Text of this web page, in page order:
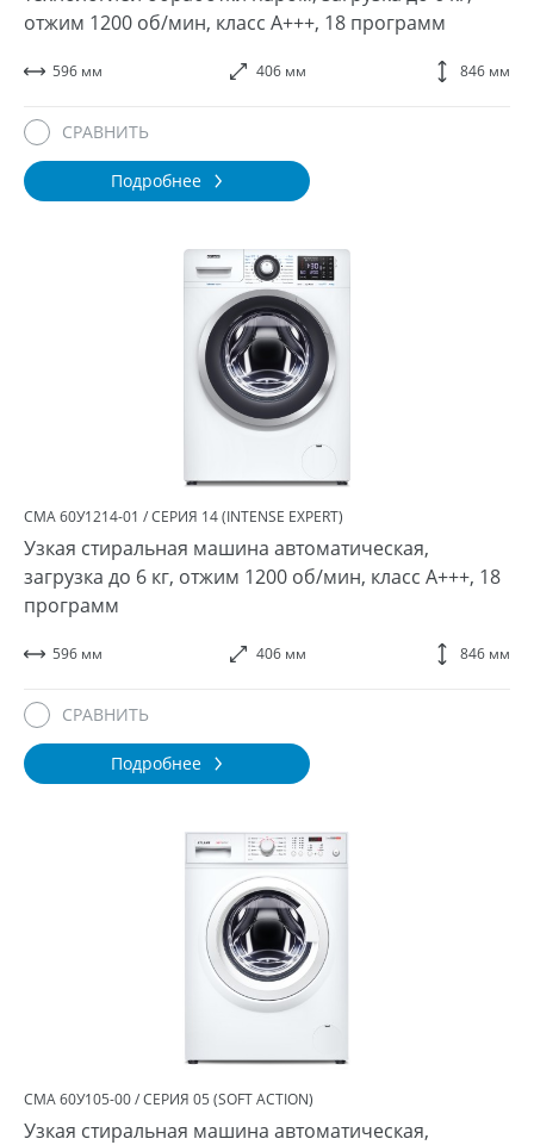
отжим 1200 об/мин, класс A+++, 18 программ
596 мм 406 мм 846 мм
Подробнее
СРАВНИТЬ
СМА 60У1214-01 / СЕРИЯ 14 (INTENSE EXPERT)
Узкая стиральная машина автоматическая,
загрузка до 6 кг, отжим 1200 об/мин, класс A+++, 18
программ
596 мм 406 мм 846 мм
Подробнее
СРАВНИТЬ
СМА 60У105-00 / СЕРИЯ 05 (SOFT ACTION)
Узкая стиральная машина автоматическая,